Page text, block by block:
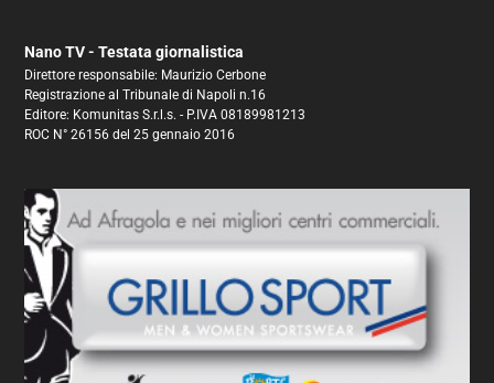
Nano TV - Testata giornalistica
Direttore responsabile: Maurizio Cerbone
Registrazione al Tribunale di Napoli n.16
Editore: Komunitas S.r.l.s. - P.IVA 08189981213
ROC N° 26156 del 25 gennaio 2016